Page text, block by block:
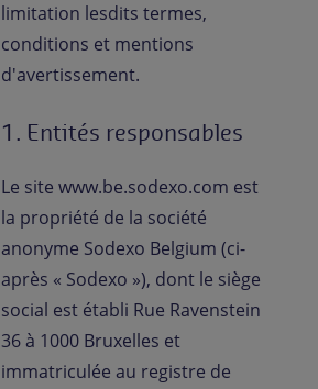
limitation lesdits termes,
conditions et mentions
d'avertissement.
1. Entités responsables
Le site www.be.sodexo.com est
la propriété de la société
anonyme Sodexo Belgium (ci-
après « Sodexo »), dont le siège
social est établi Rue Ravenstein
36 à 1000 Bruxelles et
immatriculée au registre de